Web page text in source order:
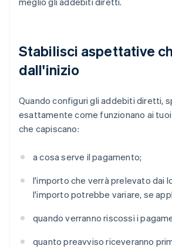
Stabilisci aspettative
dall'inizio
Quando configuri gli addebiti diretti,
esattamente come funzionano ai
che capiscano:
a cosa serve il pagamento;
l'importo che verrà prelevato dai
l'importo potrebbe variare, se
quando verranno riscossi i
quanto preavviso riceveranno